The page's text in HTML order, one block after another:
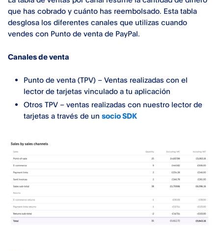
que has cobrado y cuánto has reembolsado. Esta tabla
desglosa los diferentes canales que utilizas cuando
vendes con Punto de venta de PayPal.
Canales de venta
Punto de venta (TPV) – Ventas realizadas con el
lector de tarjetas vinculado a tu aplicación
Otros TPV – ventas realizadas con nuestro lector de
tarjetas a través de un socio SDK